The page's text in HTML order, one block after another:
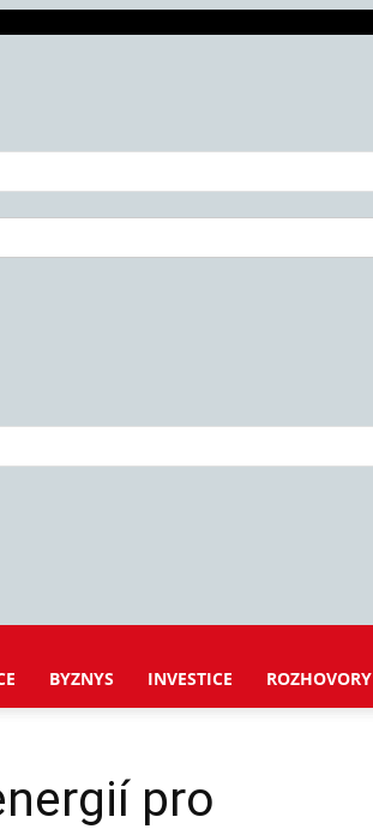
BYZNYS INVESTICE ROZHOVORY
pro